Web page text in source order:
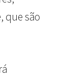
que são